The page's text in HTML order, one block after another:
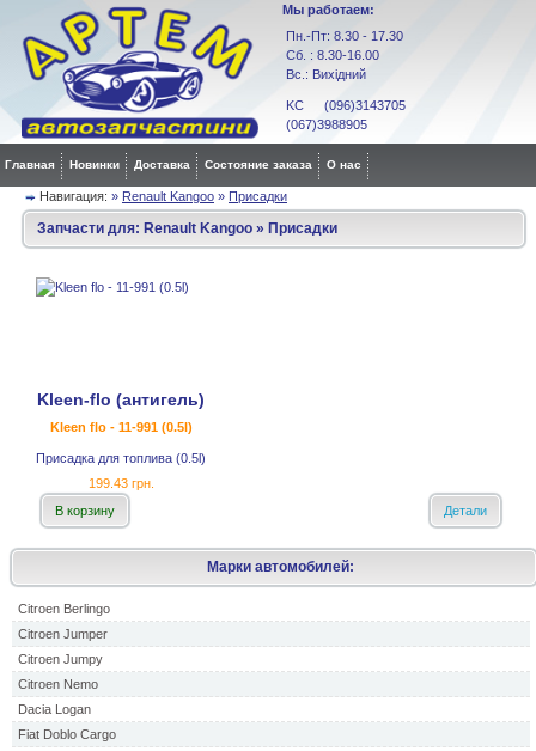
Мы работаем:
Пн.-Пт: 8.30 - 17.30
Сб. : 8.30-16.00
Вс.: Вихідний
KC (096)3143705
(067)3988905
Главная Новинки Доставка Состояние заказа О нас
Навигация: » Renault Kangoo » Присадки
Марки автомобилей:
Citroen Berlingo
Citroen Jumper
Citroen Jumpy
Citroen Nemo
Dacia Logan
Fiat Doblo Cargo
Запчасти для: Renault Kangoo » Присадки
Kleen-flo (антигель)
Kleen flo - 11-991 (0.5l)
Присадка для топлива (0.5l)
199.43 грн.
В корзину
Детали